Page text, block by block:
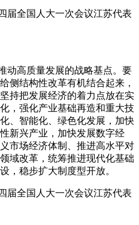
届全国人大一次会议江苏代表
动高质量发展的战略基点。要
侧结构性改革有机结合起来，
持把发展经济的着力点放在实
，强化产业基础再造和重大技
、智能化、绿色化发展，加快
新兴产业，加快发展数字经
市场经济体制、推进高水平对
域改革，统筹推进现代化基础
，稳步扩大制度型开放。
届全国人大一次会议江苏代表